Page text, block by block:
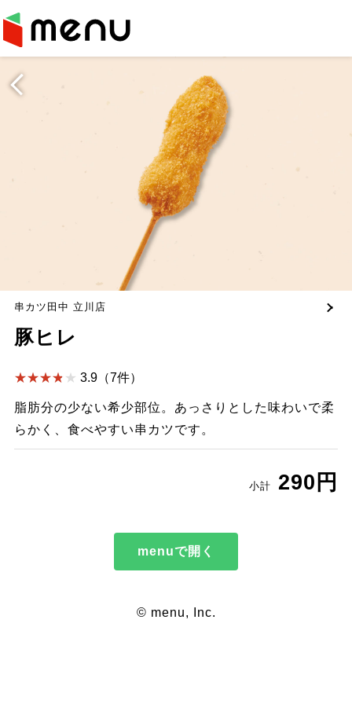
串カツ田中 立川店
豚ヒレ
3.9（7件）
脂肪分の少ない希少部位。あっさりとした味わいで柔
らかく、食べやすい串カツです。
小計 290円
menuで開く
© menu, Inc.